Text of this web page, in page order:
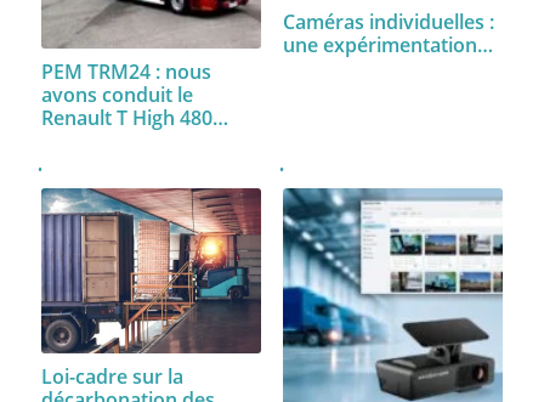
PEM TRM24 : nous
avons conduit le
Renault T High 480…
Caméras individuelles :
une expérimentation…
Loi-cadre sur la